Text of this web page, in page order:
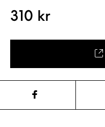
310 kr